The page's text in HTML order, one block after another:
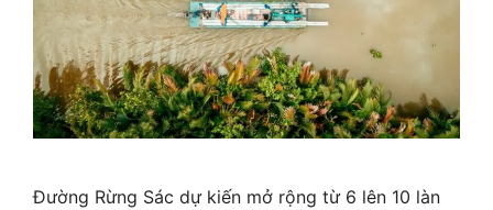
Đường Rừng Sác dự kiến mở rộng từ 6 lên 10 làn